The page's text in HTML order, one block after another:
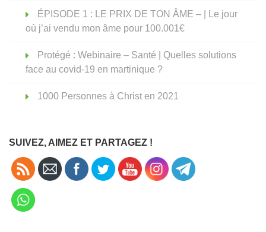
ÉPISODE 1 : LE PRIX DE TON ÂME – | Le jour
où j’ai vendu mon âme pour 100.001€
Protégé : Webinaire – Santé | Quelles solutions
face au covid-19 en martinique ?
1000 Personnes à Christ en 2021
SUIVEZ, AIMEZ ET PARTAGEZ !